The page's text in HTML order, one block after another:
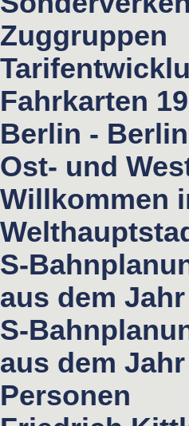
Zuggruppen
Fahrkarten
Berlin - Berlin
Ost- und
Willkommen
S-
aus dem Jahr
S-
aus dem
Personen